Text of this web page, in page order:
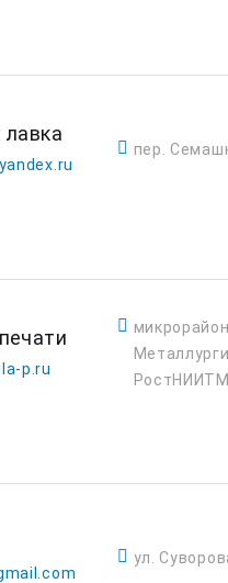
лавка
пер.
p.ru
ул.